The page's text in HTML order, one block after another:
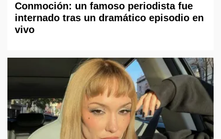
Conmoción: un famoso periodista fue
internado tras un dramático episodio en
vivo